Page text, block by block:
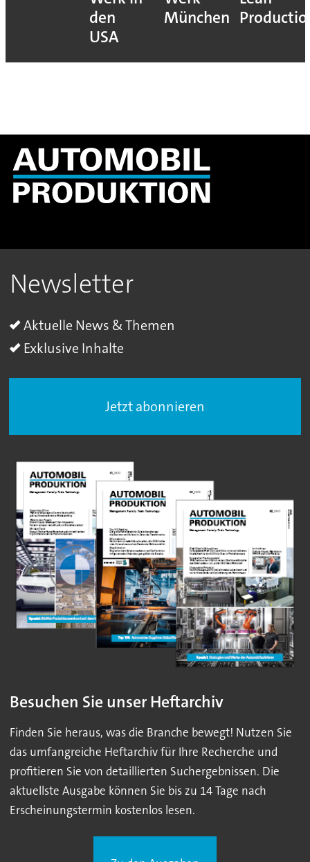
den
USA
München
Newsletter
Aktuelle News & Themen
Exklusive Inhalte
Jetzt abonnieren
Besuchen Sie unser Heftarchiv
Finden Sie heraus, was die Branche bewegt! Nutzen Sie
das umfangreiche Heftarchiv für Ihre Recherche und
profitieren Sie von detaillierten Suchergebnissen. Die
aktuellste Ausgabe können Sie bis zu 14 Tage nach
Erscheinungstermin kostenlos lesen.